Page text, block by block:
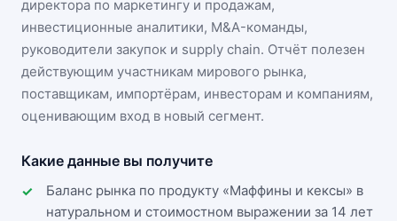
директора по маркетингу и продажам,
инвестиционные аналитики, M&A-команды,
руководители закупок и supply chain. Отчёт полезен
действующим участникам мирового рынка,
поставщикам, импортёрам, инвесторам и компаниям,
оценивающим вход в новый сегмент.
Какие данные вы получите
Баланс рынка по продукту «Маффины и кексы» в
натуральном и стоимостном выражении за 14 лет